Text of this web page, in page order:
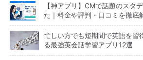
【神アプリ】CMで話題のスタ
た｜料金や評判・口コミを徹底
忙しい方でも短期間で英語を習
る最強英会話学習アプリ12選